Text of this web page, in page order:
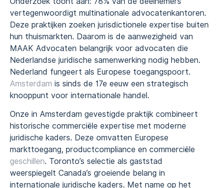
vertegenwoordigt multinationale advocatenkantoren.
Deze praktijken zoeken jurisdictionele expertise buiten
hun thuismarkten. Daarom is de aanwezigheid van
MAAK Advocaten belangrijk voor advocaten die
Nederlandse juridische samenwerking nodig hebben.
Nederland fungeert als Europese toegangspoort.
Amsterdam is sinds de 17e eeuw een strategisch
knooppunt voor internationale handel.
Onze in Amsterdam gevestigde praktijk combineert
historische commerciële expertise met moderne
juridische kaders. Deze omvatten Europese
markttoegang, productcompliance en commerciële
geschillen. Toronto’s selectie als gaststad
weerspiegelt Canada’s groeiende belang in
internationale juridische kaders. Met name op het